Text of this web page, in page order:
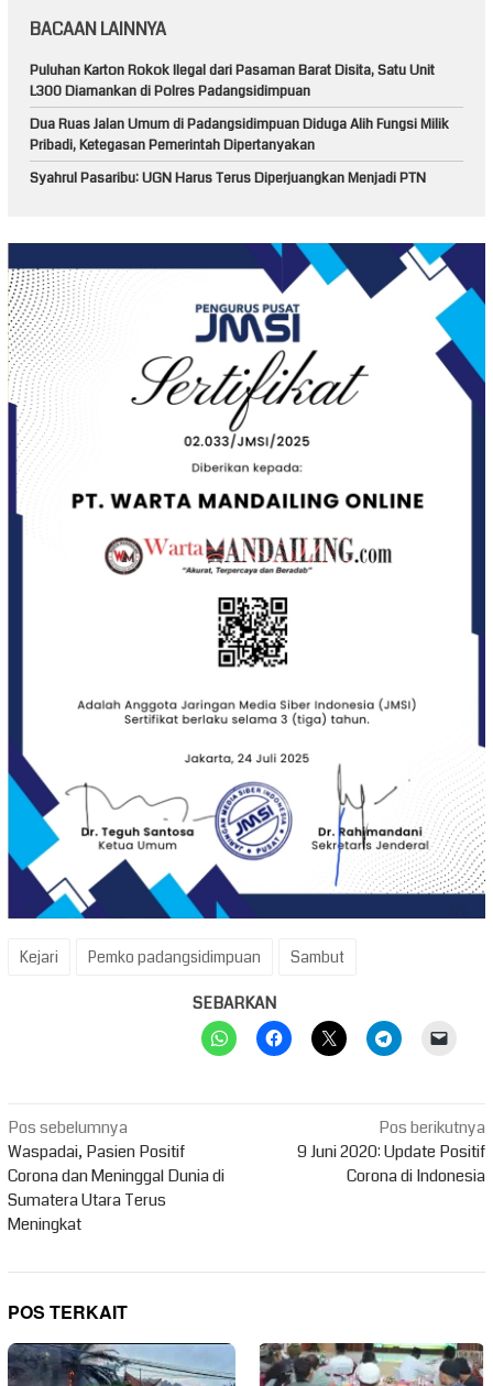
BACAAN LAINNYA
Puluhan Karton Rokok Ilegal dari Pasaman Barat Disita, Satu Unit
L300 Diamankan di Polres Padangsidimpuan
Dua Ruas Jalan Umum di Padangsidimpuan Diduga Alih Fungsi Milik
Pribadi, Ketegasan Pemerintah Dipertanyakan
Syahrul Pasaribu: UGN Harus Terus Diperjuangkan Menjadi PTN
Kejari Pemko padangsidimpuan Sambut
SEBARKAN
Navigasi
pos
Pos sebelumnya
Waspadai, Pasien Positif
Corona dan Meninggal Dunia di
Sumatera Utara Terus
Meningkat
Pos berikutnya
9 Juni 2020: Update Positif
Corona di Indonesia
POS TERKAIT